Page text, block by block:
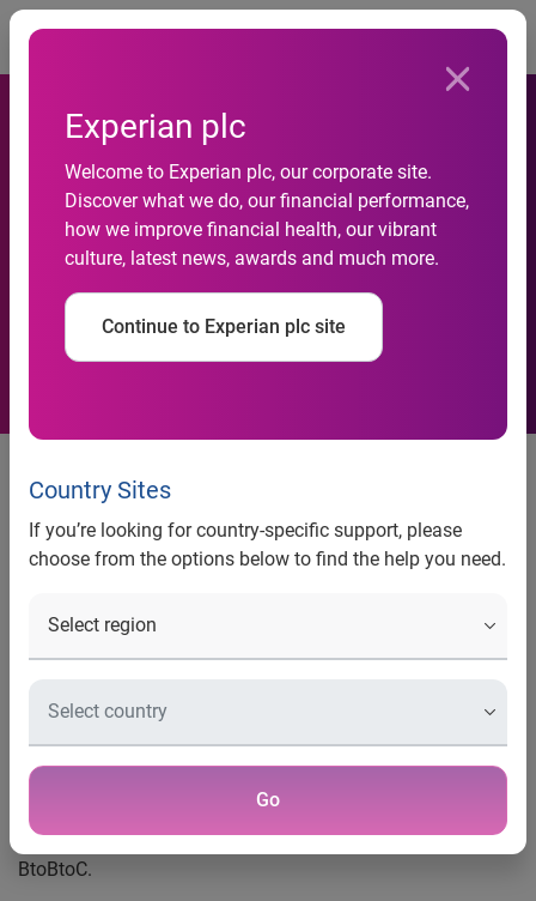
Experian plc
Welcome to Experian plc, our corporate site.
Discover what we do, our financial performance,
how we improve financial health, our vibrant
culture, latest news, awards and much more.
Continue to Experian plc site
Country Sites
If you’re looking for country-specific support, please
choose from the options below to find the help you need.
Go
Experian Marketing Services
dévoile son benchmark
Email Marketing sur le
second Semestre 2011
Experian Marketing Services dévoile son benchmark
Email Marketing sur le second Semestre 2011
Luxe, Distribution et Média Presse suscitent l’intérêt
A Paris, le 22 mai 2012 –Experian Marketing Services
performances emailing. Expert mondial de l’email
marketing avec sa solution CheetahMail, Experian
Marketing Services publie un puissant indicateur du
marché et permet ainsi de mettre en lumière les tendances
emailing dans 9 secteurs, qu’ils soient BtoB, BtoC ou bien
BtoBtoC.